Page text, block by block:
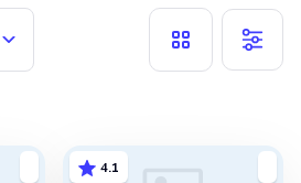
особенно если они
обновляемыми
делают
4.1